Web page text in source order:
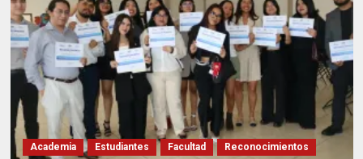
Academia Estudiantes Facultad Reconocimientos